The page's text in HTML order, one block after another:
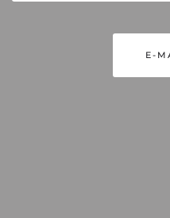
E-